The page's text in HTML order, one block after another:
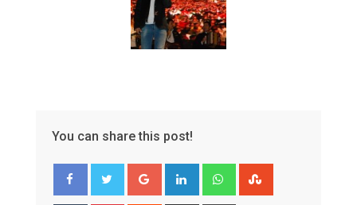
You can share this post!
Google+ LinkedIn Whatsapp